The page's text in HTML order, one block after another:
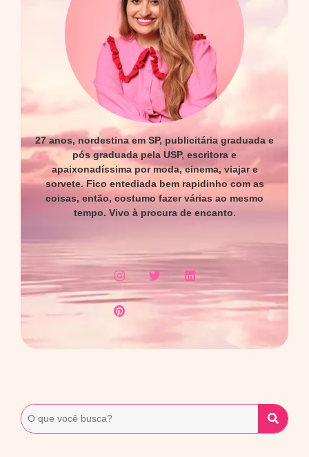
27 anos, nordestina em SP, publicitária graduada e
pós graduada pela USP, escritora e
apaixonadíssima por moda, cinema, viajar e
sorvete. Fico entediada bem rapidinho com as
coisas, então, costumo fazer várias ao mesmo
tempo. Vivo à procura de encanto.